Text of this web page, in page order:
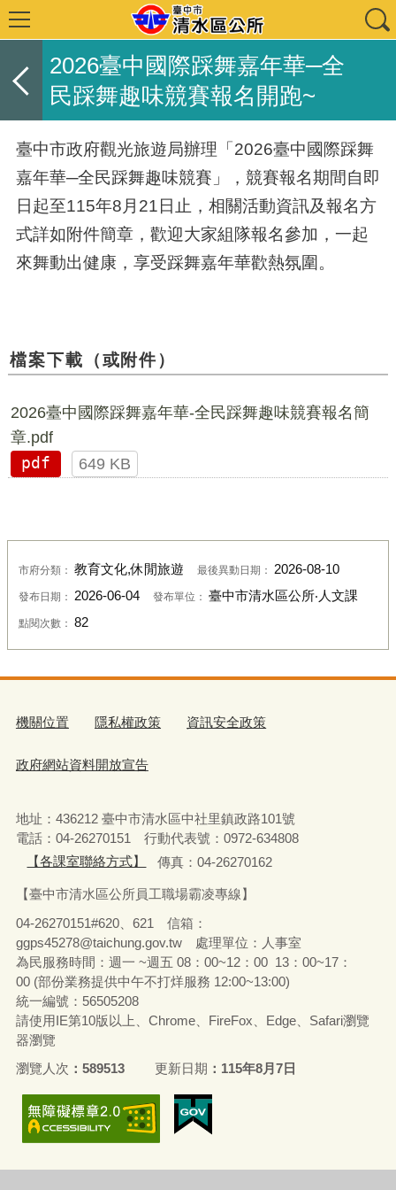
2026臺中國際踩舞嘉年華─全
民踩舞趣味競賽報名開跑~
臺中市政府觀光旅遊局辦理「2026臺中國際踩舞
嘉年華─全民踩舞趣味競賽」，競賽報名期間自即
日起至115年8 月 21日止，相關活動資訊及報名方
式詳如附件簡章，歡迎大家組隊報名參加，一起
來舞動出健康，享受踩舞嘉年華歡熱氛圍。
檔案下載（或附件）
2026臺中國際踩舞嘉年華-全民踩舞趣味競賽報名簡
章.pdf
pdf
649 KB
市府分類： 教育文化,休閒旅遊 最後異動日期： 2026-08-10
發布日期： 2026-06-04 發布單位： 臺中市清水區公所‧人文課
點閱次數： 82
機關位置 隱私權政策 資訊安全政策
政府網站資料開放宣告
地址：436212 臺中市清水區中社里鎮政路101號
電話：04-26270151 行動代表號：0972-634808
【各課室聯絡方式】
傳真：04-26270162
【臺中市清水區公所員工職場霸凌專線】
04-26270151#620、621 信箱：
ggps45278@taichung.gov.tw 處理單位：人事室
為民服務時間：週一 ~週五 08：00~12：00 13：00~17：
00 (部份業務提供中午不打烊服務 12:00~13:00)
統一編號：56505208
請使用IE第10版以上、Chrome、FireFox、Edge、Safari瀏覽
器瀏覽
瀏覽人次
589513 更新日期 115年8月7日